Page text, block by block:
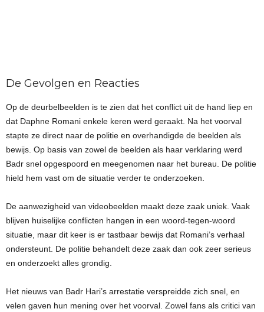
De Gevolgen en Reacties
Op de deurbelbeelden is te zien dat het conflict uit de hand liep en
dat Daphne Romani enkele keren werd geraakt. Na het voorval
stapte ze direct naar de politie en overhandigde de beelden als
bewijs. Op basis van zowel de beelden als haar verklaring werd
Badr snel opgespoord en meegenomen naar het bureau. De politie
hield hem vast om de situatie verder te onderzoeken.
De aanwezigheid van videobeelden maakt deze zaak uniek. Vaak
blijven huiselijke conflicten hangen in een woord-tegen-woord
situatie, maar dit keer is er tastbaar bewijs dat Romani’s verhaal
ondersteunt. De politie behandelt deze zaak dan ook zeer serieus
en onderzoekt alles grondig.
Het nieuws van Badr Hari’s arrestatie verspreidde zich snel, en
velen gaven hun mening over het voorval. Zowel fans als critici van